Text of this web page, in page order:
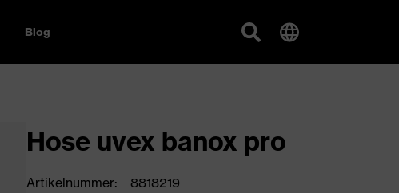
Blog
Hose uvex banox pro
Artikelnummer:
8818219